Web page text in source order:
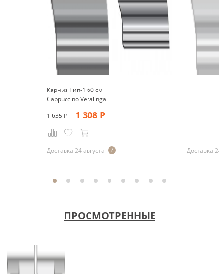
Карниз Тип-1 60 см
Cappuccino Veralinga
1 635Р 1 308 Р
Доставка 24 августа Доставка
ПРОСМОТРЕННЫЕ